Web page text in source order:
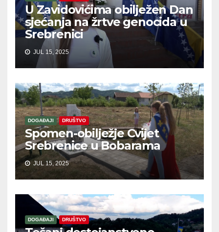
U Zavidovićima obilježen Dan
sjećanja na žrtve genocida u
Srebrenici
JUL 15, 2025
DOGAĐAJI DRUŠTVO
Spomen-obilježje Cvijet
Srebrenice u Bobarama
JUL 15, 2025
DOGAĐAJI DRUŠTVO